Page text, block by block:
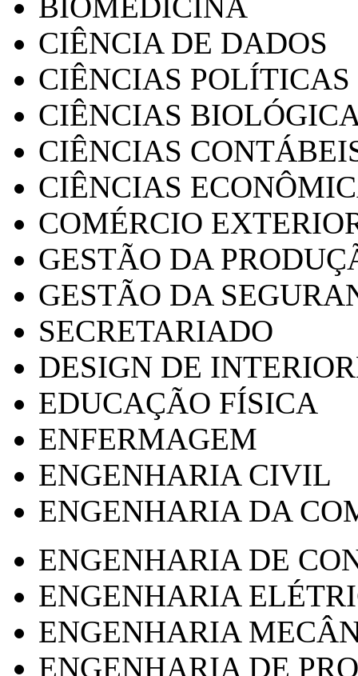
CIÊNCIA DE DADOS
CIÊNCIAS POLÍTICAS
CIÊNCIAS
CIÊNCIAS
CIÊNCIAS
COMÉRCIO
GESTÃO DA
GESTÃO DA
SECRETARIADO
DESIGN DE
EDUCAÇÃO FÍSICA
ENFERMAGEM
ENGENHARIA CIVIL
ENGENHARIA DA
ENGENHARIA DE
ENGENHARIA
ENGENHARIA
ENGENHARIA DE